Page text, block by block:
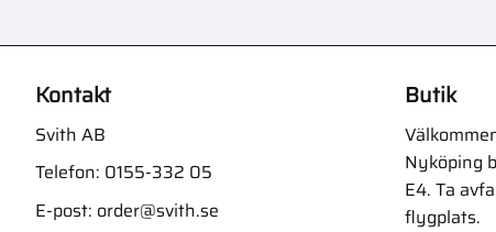
Kontakt
Svith AB
Telefon: 0155-332 05
E-post: order@svith.se
Butik
Nyköping
E4. Ta
flygplats.